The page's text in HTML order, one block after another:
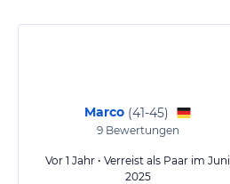
Marco (41-45)
9Bewertungen
Vor 1 Jahr • Verreist als Paar im Juni
2025